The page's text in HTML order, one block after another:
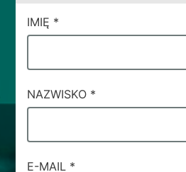
CAMPI
DI
#69
IMIĘ *
NAZWISKO *
E-MAIL *